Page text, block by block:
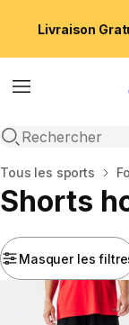
Livraison
Menu
Recherche ouverte
Accueil
Tous les sports
Shorts
Masquer les